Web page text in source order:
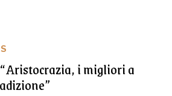
i migliori a